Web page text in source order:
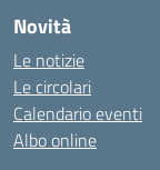
Novità
Le notizie
Le circolari
Calendario eventi
Albo online